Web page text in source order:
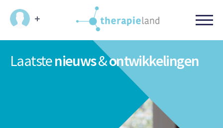
Laatstenieuws&ontwikkelingen